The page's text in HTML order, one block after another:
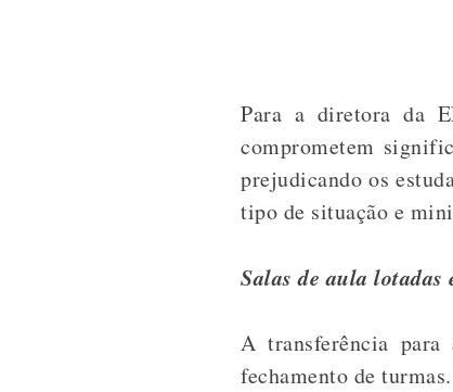
Para a diretora da
comprometem
prejudicando os
tipo de situação e
Salas de aula lotadas
A transferência
fechamento de turmas.